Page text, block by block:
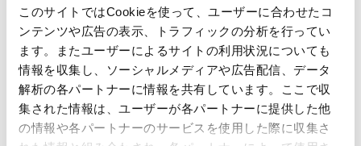
このサイトではCookieを使って、ユーザーに合わせたコ
ンテンツや広告の表示、トラフィックの分析を行ってい
ます。またユーザーによるサイトの利用状況についても
情報を収集し、ソーシャルメディアや広告配信、データ
解析の各パートナーに情報を共有しています。ここで収
集された情報は、ユーザーが各パートナーに提供した他
の情報や各パートナーのサービスを使用した際に収集さ
タイプ／バージョン：使い捨て・再補充不可（密封式カー
トリッジ）
状態：新品
互換性：Ezeeバッテリー専用
バッテリー：別売（本製品には含まれません）
接続方式：スレッド式で簡単にバッテリーに装着可能
リキッド容量：1ml（PG 50% / VG 50%）